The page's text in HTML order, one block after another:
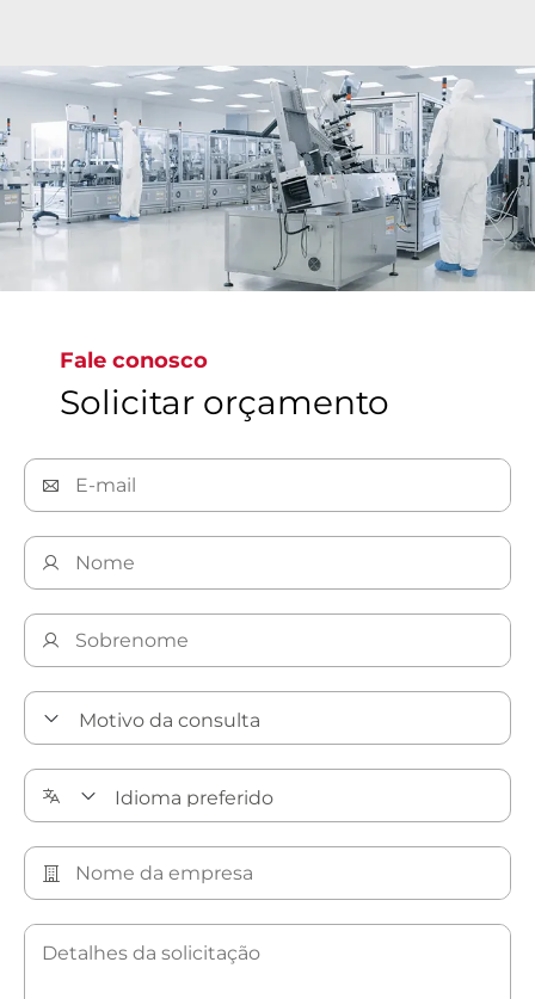
A Bray fornece soluções inovadoras de válvulas
para empresas farmacêuticas e de biotecnologia,
aumentando a eficiência e a agilidade, ao mesmo
tempo que reduz os custos em um cenário
Fale conosco
Solicitar orçamento